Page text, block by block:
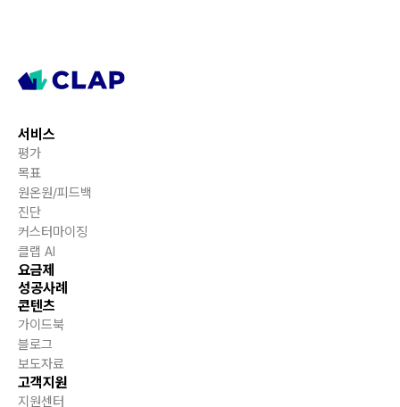
서비스
평가
목표
원온원/피드백
진단
커스터마이징
클랩 AI
요금제
성공사례
콘텐츠
가이드북
블로그
보도자료
고객지원
지원센터